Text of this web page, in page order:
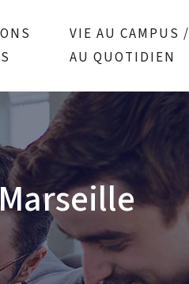
VIE AU CAMPUS /
AU QUOTIDIEN